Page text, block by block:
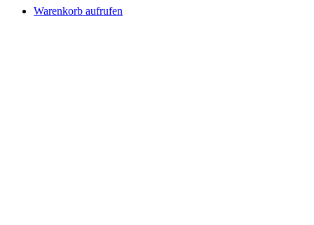
Warenkorb aufrufen